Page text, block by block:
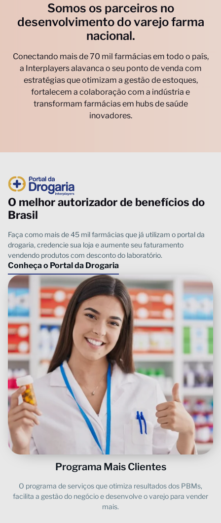
Somos os parceiros no
desenvolvimento do varejo farma
nacional.
O melhor autorizador de benefícios do
Brasil
Conheça o Portal da Drogaria
Programa Mais Clientes
O programa de serviços que otimiza resultados dos PBMs,
facilita a gestão do negócio e desenvolve o varejo para vender
mais.